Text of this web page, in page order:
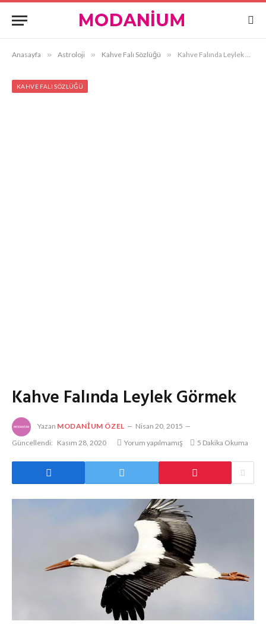
Anasayfa » Astroloji » Kahve Falı Sözlüğü » Kahve Falında Leylek Görmek
KAHVE FALI SÖZLÜĞÜ
Kahve Falında Leylek Görmek
Yazan MODANIUM ÖZEL
Nisan 20, 2015
Güncellendi: Kasım 28, 2020 Yorum yapılmamış 5 Dakika Okuma